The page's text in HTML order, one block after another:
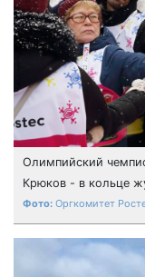
Олимпийский
Крюков - в кольце
Оргкомитет